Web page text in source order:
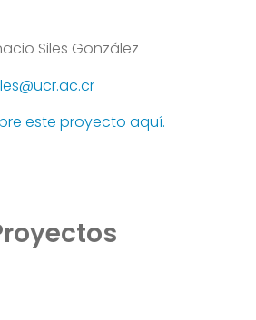
Siles González
este proyecto aquí.